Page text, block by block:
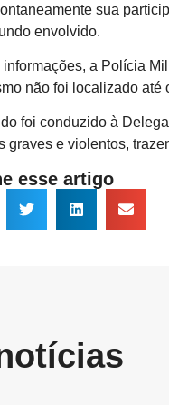
sua
envolvido.
a Polícia
não foi localizado
foi conduzido à
graves e violentos,
esse artigo